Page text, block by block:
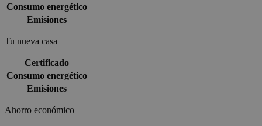
Consumo energético
Emisiones
Tu nueva casa
Certificado
Consumo energético
Emisiones
Ahorro económico